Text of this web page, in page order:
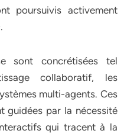
poursuivis activement
sont concrétisées tel
collaboratif, les
multi-agents. Ces
guidées par la nécessité
qui tracent à la